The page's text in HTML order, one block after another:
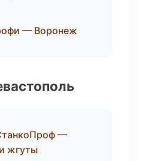
— Воронеж
—
жгуты